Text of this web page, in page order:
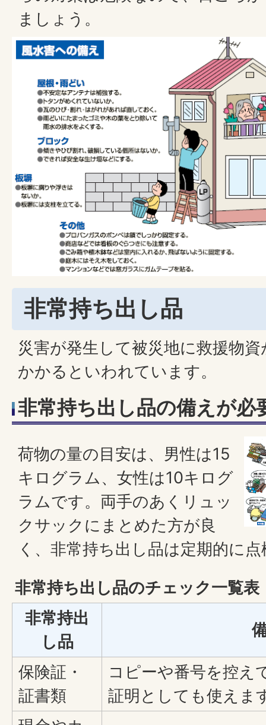
ましょう。
非常持ち出し品
災害が発生して被災地に救援物
かかるといわれています。
非常持ち出し品の備えが必
荷物の量の目安は、男性は15
キログラム、女性は10キログ
ラムです。両手のあくリュッ
クサックにまとめた方が良
く、非常持ち出し品は定期的に
非常持ち出し品のチェック一覧表
非常持出
し品
保険証・
証書類
コピーや番号を控え
証明としても使えま